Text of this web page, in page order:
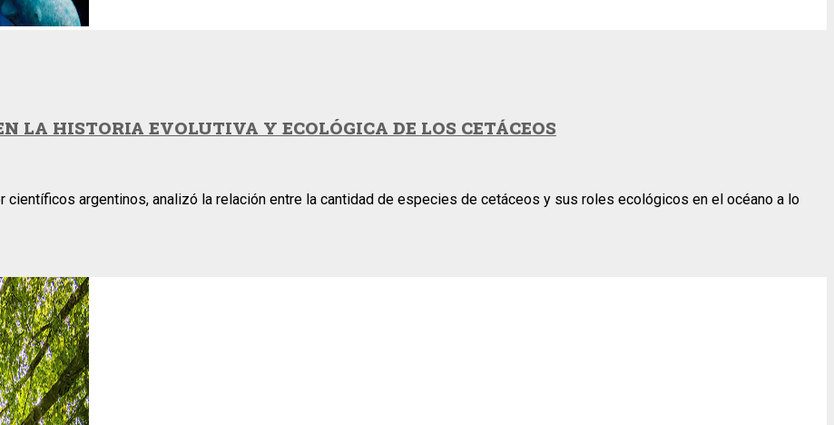
LA HISTORIA EVOLUTIVA Y ECOLÓGICA DE LOS CETÁCEOS
científicos argentinos, analizó la relación entre la cantidad de especies de cetáceos y sus roles ecológicos en el océano a lo